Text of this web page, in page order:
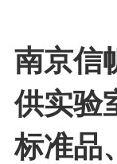
南京信
供实验
标准品